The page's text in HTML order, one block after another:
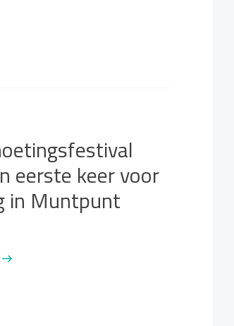
eerste keer voor
in Muntpunt